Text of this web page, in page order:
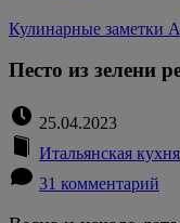
Кулинарные заметки
Песто из зелени
25.04.2023
Итальянская кухня
31 комментарий